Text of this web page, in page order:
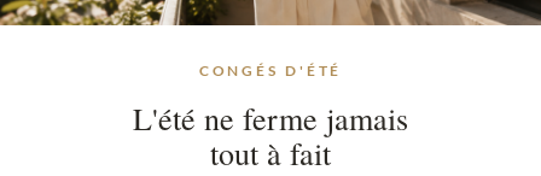
CONGÉS D'ÉTÉ
L'été ne ferme jamais
tout à fait